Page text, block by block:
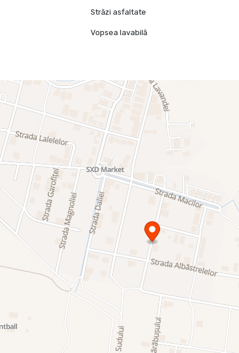
Străzi asfaltate
Vopsea lavabilă